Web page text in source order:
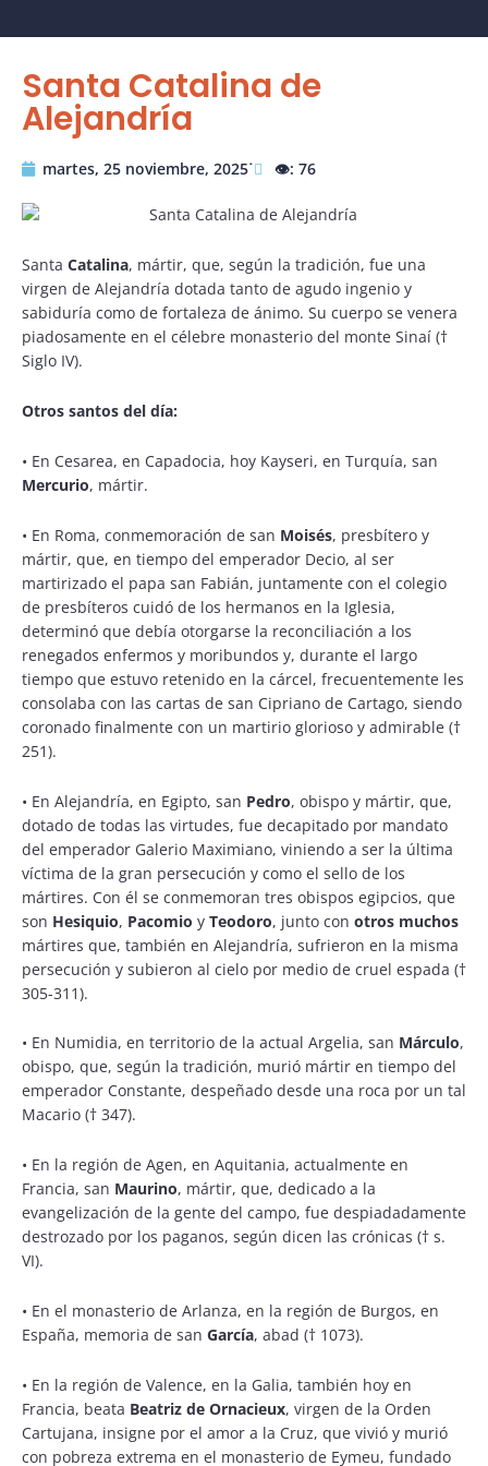
Santa Catalina de
Alejandría
martes, 25 noviembre, 2025˙ 👁️: 76
Santa Catalina, mártir, que, según la tradición, fue una
virgen de Alejandría dotada tanto de agudo ingenio y
sabiduría como de fortaleza de ánimo. Su cuerpo se venera
piadosamente en el célebre monasterio del monte Sinaí (†
Siglo IV).
Otros santos del día:
• En Cesarea, en Capadocia, hoy Kayseri, en Turquía, san
Mercurio, mártir.
• En Roma, conmemoración de san Moisés, presbítero y
mártir, que, en tiempo del emperador Decio, al ser
martirizado el papa san Fabián, juntamente con el colegio
de presbíteros cuidó de los hermanos en la Iglesia,
determinó que debía otorgarse la reconciliación a los
renegados enfermos y moribundos y, durante el largo
tiempo que estuvo retenido en la cárcel, frecuentemente les
consolaba con las cartas de san Cipriano de Cartago, siendo
coronado finalmente con un martirio glorioso y admirable (†
251).
• En Alejandría, en Egipto, san Pedro, obispo y mártir, que,
dotado de todas las virtudes, fue decapitado por mandato
del emperador Galerio Maximiano, viniendo a ser la última
víctima de la gran persecución y como el sello de los
mártires. Con él se conmemoran tres obispos egipcios, que
son Hesiquio, Pacomio y Teodoro, junto con otros muchos
mártires que, también en Alejandría, sufrieron en la misma
persecución y subieron al cielo por medio de cruel espada (†
305-311).
• En Numidia, en territorio de la actual Argelia, san Márculo,
obispo, que, según la tradición, murió mártir en tiempo del
emperador Constante, despeñado desde una roca por un tal
Macario († 347).
• En la región de Agen, en Aquitania, actualmente en
Francia, san Maurino, mártir, que, dedicado a la
evangelización de la gente del campo, fue despiadadamente
destrozado por los paganos, según dicen las crónicas († s.
VI).
• En el monasterio de Arlanza, en la región de Burgos, en
España, memoria de san García, abad († 1073).
• En la región de Valence, en la Galia, también hoy en
Francia, beata Beatriz de Ornacieux, virgen de la Orden
Cartujana, insigne por el amor a la Cruz, que vivió y murió
con pobreza extrema en el monasterio de Eymeu, fundado